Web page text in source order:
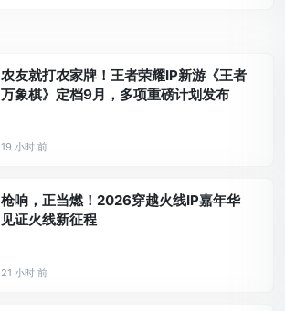
农友就打农家牌！王者荣耀IP新游《王者
万象棋》定档9月，多项重磅计划发布
19 小时 前
枪响，正当燃！2026穿越火线IP嘉年华
见证火线新征程
21 小时 前